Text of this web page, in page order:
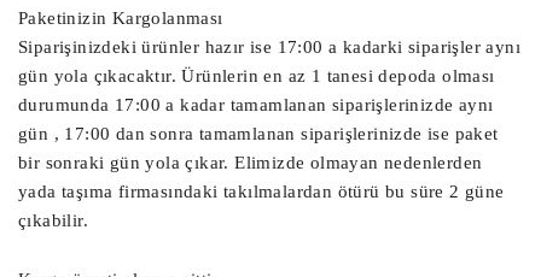
Beyni,
Yat Motor Beyni, TIR Motor Beyni,
Ekskavatör Motor Beyni,
Radar Beyni, Çarpışma Önleyici Radar
Sensör Beyni,
Start Stop Beyni, Akü Start Stop Beyni,
Sanruf Motoru, Sanruf Beyni, Açılır
Paketinizin Kargolanması
Siparişinizdeki ürünler hazır ise 17:00 a kadarki siparişler aynı
gün yola çıkacaktır. Ürünlerin en az 1 tanesi depoda olması
durumunda 17:00 a kadar tamamlanan siparişlerinizde aynı
gün , 17:00 dan sonra tamamlanan siparişlerinizde ise paket
bir sonraki gün yola çıkar. Elimizde olmayan nedenlerden
yada taşıma firmasındaki takılmalardan ötürü bu süre 2 güne
çıkabilir.